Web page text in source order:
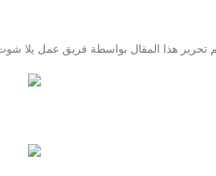
تحرير هذا المقال بواسطة فريق عمل يلا